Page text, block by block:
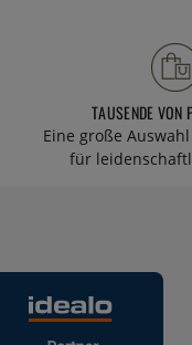
TAUSENDE VON
Eine große
für